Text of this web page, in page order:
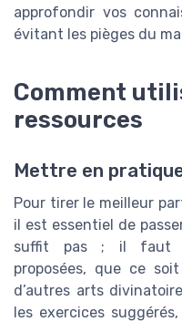
approfondir vos
évitant les pièges du
Comment
ressources
Mettre en
Pour tirer le meilleur
il est essentiel de
suffit pas ; il faut
proposées, que ce
d’autres arts
les exercices